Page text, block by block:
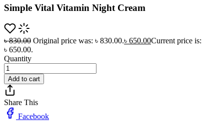
Simple Vital Vitamin Night Cream
৳830.00 Original price was: ৳ 830.00.৳ 650.00Current price is:
৳ 650.00.
Quantity
Add to cart
Share This
Facebook